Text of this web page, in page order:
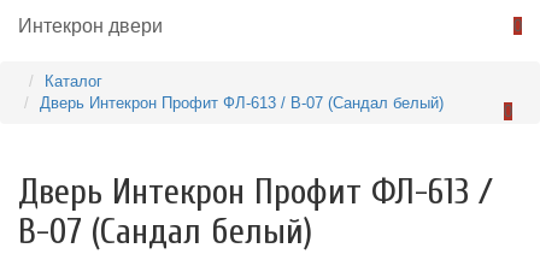
0
0
Каталог
Дверь Интекрон Профит ФЛ-613 / В-07 (Сандал белый)
Дверь Интекрон Профит ФЛ-613 /
В-07 (Сандал белый)